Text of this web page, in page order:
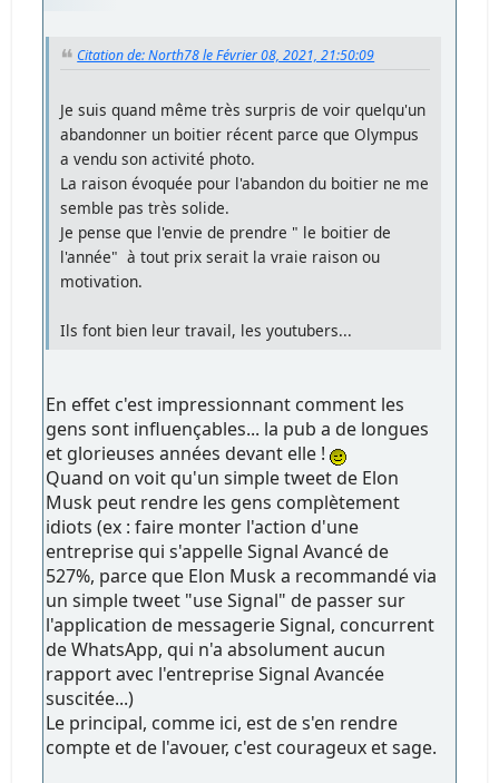
Citation de: North78 le Février 08, 2021, 21:50:09
Je suis quand même très surpris de voir quelqu'un
abandonner un boitier récent parce que Olympus
a vendu son activité photo.
La raison évoquée pour l'abandon du boitier ne me
semble pas très solide.
Je pense que l'envie de prendre " le boitier de
l'année" à tout prix serait la vraie raison ou
motivation.
Ils font bien leur travail, les youtubers...
En effet c'est impressionnant comment les
gens sont influençables... la pub a de longues
et glorieuses années devant elle !
Quand on voit qu'un simple tweet de Elon
Musk peut rendre les gens complètement
idiots (ex : faire monter l'action d'une
entreprise qui s'appelle Signal Avancé de
527%, parce que Elon Musk a recommandé via
un simple tweet "use Signal" de passer sur
l'application de messagerie Signal, concurrent
de WhatsApp, qui n'a absolument aucun
rapport avec l'entreprise Signal Avancée
suscitée...)
Le principal, comme ici, est de s'en rendre
compte et de l'avouer, c'est courageux et sage.